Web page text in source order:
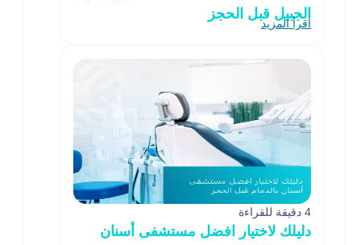
الجبيل قبل الحجز
اقرأ المزيد
4 دقيقة للقراءة
دليلك لاختيار افضل مستشفى أسنان